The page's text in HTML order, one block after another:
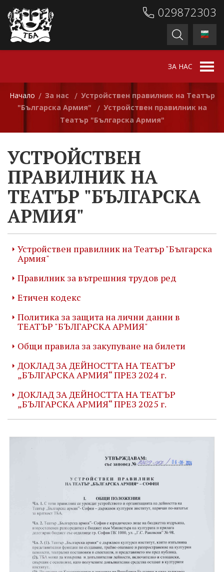
029872303
ЗА НАС
Начало / За нас / Устройствен правилник на Театър
"Българска Армия"
/ Устройствен правилник на
Театър "Българска Армия"
УСТРОЙСТВЕН
ПРАВИЛНИК НА
ТЕАТЪР "БЪЛГАРСКА
АРМИЯ"
Устройствен правилник на Театър "Българска
Армия"
Правилник за вътрешния трудов ред
Етичен кодекс
Политика за защита на лични данни в
ТЕАТЪР "БЪЛГАРСКА АРМИЯ"
Общи правила за закупуване на билети
ДОКЛАД ЗА ДЕЙНОСТТА НА ТЕАТЪР
„БЪЛГАРСКА АРМИЯ“ ПРЕЗ 2024 г.
ДОКЛАД ЗА ДЕЙНОСТТА НА ТЕАТЪР
„БЪЛГАРСКА АРМИЯ“ ПРЕЗ 2025 г.